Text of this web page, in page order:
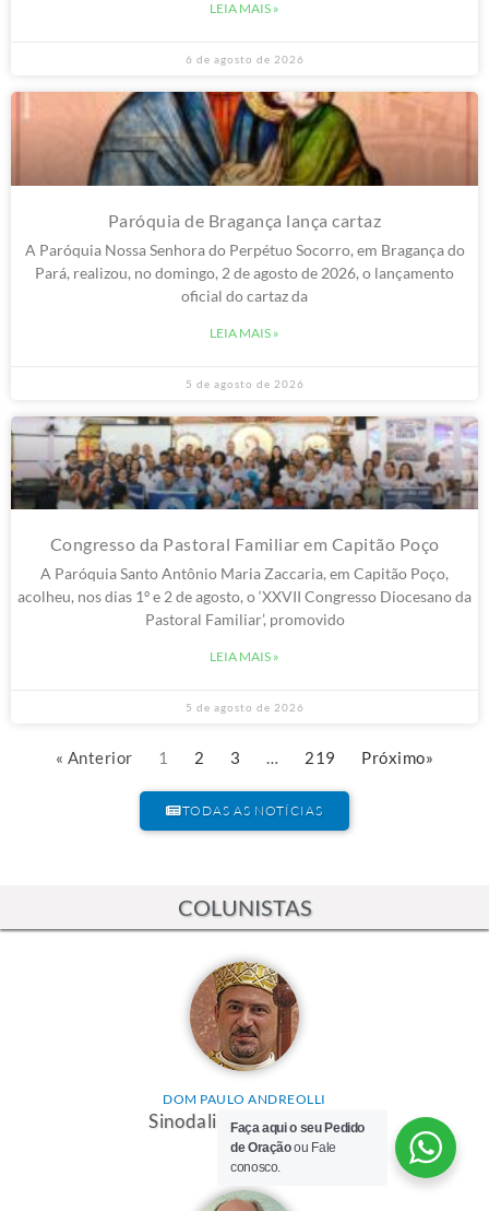
LEIA MAIS »
6 de agosto de 2026
Paróquia de Bragança lança cartaz
A Paróquia Nossa Senhora do Perpétuo Socorro, em Bragança do
Pará, realizou, no domingo, 2 de agosto de 2026, o lançamento
oficial do cartaz da
LEIA MAIS »
5 de agosto de 2026
Congresso da Pastoral Familiar em Capitão Poço
A Paróquia Santo Antônio Maria Zaccaria, em Capitão Poço,
acolheu, nos dias 1º e 2 de agosto, o ‘XXVII Congresso Diocesano da
Pastoral Familiar’, promovido
LEIA MAIS »
5 de agosto de 2026
« Anterior 1 2 3 … 219 Próximo»
TODAS AS NOTÍCIAS
COLUNISTAS
DOM PAULO ANDREOLLI
Sinodalidade e Missão
Faça aqui o seu Pedido
de Oraçãoou Fale
conosco.